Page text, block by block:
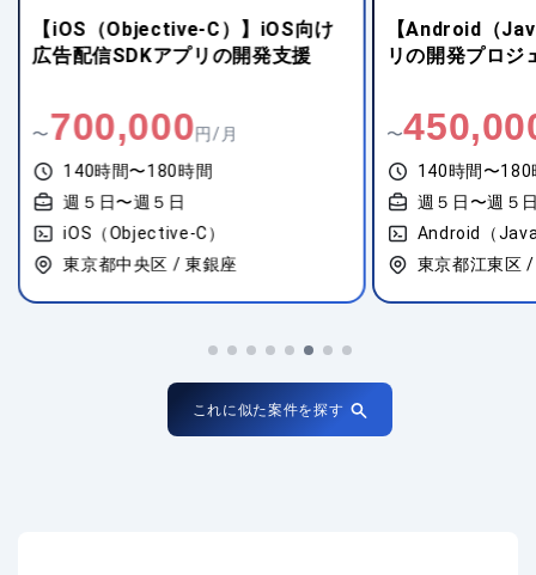
【iOS（Objective-C）】iOS向け
広告配信SDKアプリの開発支援
〜700,000円/月
140時間〜180時間
週５日〜週５日
iOS（Objective-C）
東京都中央区 / 東銀座
【Android（
リの開発プロジ
〜
140時間〜180
週５日〜週５
東京都江東区
これに似た案件を探す